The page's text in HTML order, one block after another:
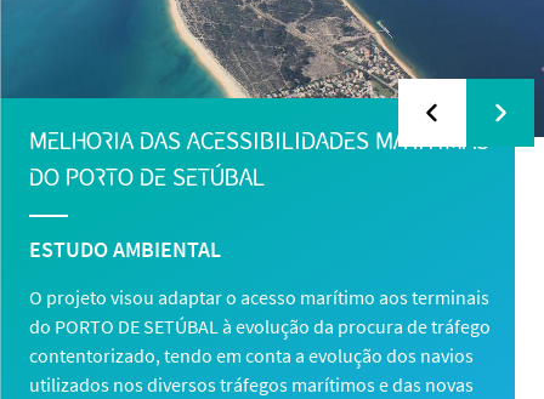
MELHORIA DAS ACESSIBILIDADES MARÍTIMAS
DO PORTO DE SETÚBAL
ESTUDO AMBIENTAL
O projeto visou adaptar o acesso marítimo aos terminais
do PORTO DE SETÚBAL à evolução da procura de tráfego
contentorizado, tendo em conta a evolução dos navios
utilizados nos diversos tráfegos marítimos e das novas